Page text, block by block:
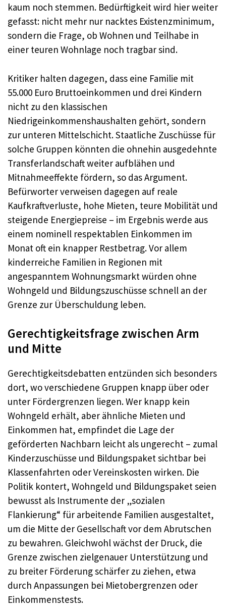
kaum noch stemmen. Bedürftigkeit wird hier weiter
gefasst: nicht mehr nur nacktes Existenzminimum,
sondern die Frage, ob Wohnen und Teilhabe in
einer teuren Wohnlage noch tragbar sind.
Kritiker halten dagegen, dass eine Familie mit
55.000 Euro Bruttoeinkommen und drei Kindern
nicht zu den klassischen
Niedrigeinkommenshaushalten gehört, sondern
zur unteren Mittelschicht. Staatliche Zuschüsse für
solche Gruppen könnten die ohnehin ausgedehnte
Transferlandschaft weiter aufblähen und
Mitnahmeeffekte fördern, so das Argument.
Befürworter verweisen dagegen auf reale
Kaufkraftverluste, hohe Mieten, teure Mobilität und
steigende Energiepreise – im Ergebnis werde aus
einem nominell respektablen Einkommen im
Monat oft ein knapper Restbetrag. Vor allem
kinderreiche Familien in Regionen mit
angespanntem Wohnungsmarkt würden ohne
Wohngeld und Bildungszuschüsse schnell an der
Grenze zur Überschuldung leben.
Gerechtigkeitsfrage zwischen Arm
und Mitte
Gerechtigkeitsdebatten entzünden sich besonders
dort, wo verschiedene Gruppen knapp über oder
unter Fördergrenzen liegen. Wer knapp kein
Wohngeld erhält, aber ähnliche Mieten und
Einkommen hat, empfindet die Lage der
geförderten Nachbarn leicht als ungerecht – zumal
Kinderzuschüsse und Bildungspaket sichtbar bei
Klassenfahrten oder Vereinskosten wirken. Die
Politik kontert, Wohngeld und Bildungspaket seien
bewusst als Instrumente der „sozialen
Flankierung“ für arbeitende Familien ausgestaltet,
um die Mitte der Gesellschaft vor dem Abrutschen
zu bewahren. Gleichwohl wächst der Druck, die
Grenze zwischen zielgenauer Unterstützung und
zu breiter Förderung schärfer zu ziehen, etwa
durch Anpassungen bei Mietobergrenzen oder
Einkommenstests.